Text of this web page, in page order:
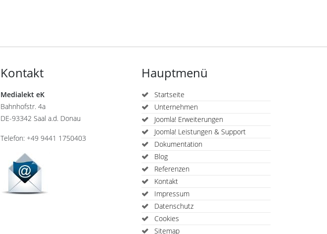
Kontakt
Medialekt eK
Bahnhofstr. 4a
DE-93342 Saal a.d. Donau
Telefon: +49 9441 1750403
Hauptmenü
Startseite
Unternehmen
Joomla! Erweiterungen
Joomla! Leistungen & Support
Dokumentation
Blog
Referenzen
Kontakt
Impressum
Datenschutz
Cookies
Sitemap